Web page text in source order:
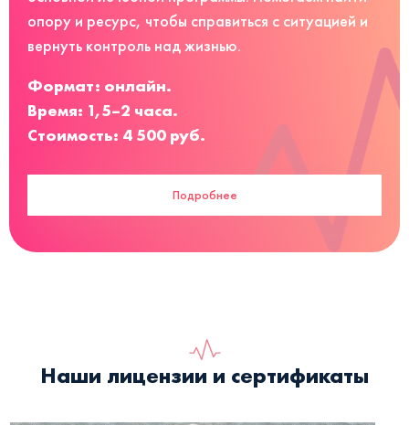
опору и ресурс, чтобы справиться с ситуацией и
вернуть контроль над жизнью.
Формат: онлайн.
Время: 1,5–2 часа.
Стоимость: 4 500 руб.
Подробнее
Наши лицензии и сертификаты